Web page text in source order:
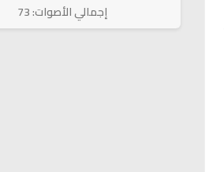
إجمالي الأصوات: 73